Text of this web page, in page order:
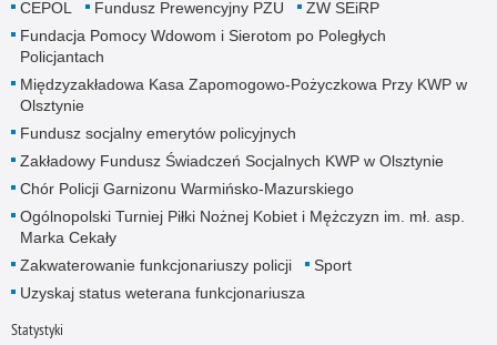
CEPOL
Fundusz Prewencyjny PZU
ZW SEiRP
Fundacja Pomocy Wdowom i Sierotom po Poległych
Policjantach
Międzyzakładowa Kasa Zapomogowo-Pożyczkowa Przy KWP w
Olsztynie
Fundusz socjalny emerytów policyjnych
Zakładowy Fundusz Świadczeń Socjalnych KWP w Olsztynie
Chór Policji Garnizonu Warmińsko-Mazurskiego
Ogólnopolski Turniej Piłki Nożnej Kobiet i Mężczyzn im. mł. asp.
Marka Cekały
Zakwaterowanie funkcjonariuszy policji
Sport
Uzyskaj status weterana funkcjonariusza
Statystyki